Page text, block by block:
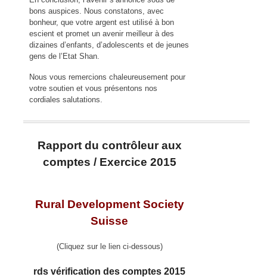
bons auspices. Nous constatons, avec
bonheur, que votre argent est utilisé à bon
escient et promet un avenir meilleur à des
dizaines d’enfants, d’adolescents et de jeunes
gens de l’Etat Shan.
Nous vous remercions chaleureusement pour
votre soutien et vous présentons nos
cordiales salutations.
Rapport du contrôleur aux
comptes / Exercice 2015
Rural Development Society
Suisse
(Cliquez sur le lien ci-dessous)
rds vérification des comptes 2015